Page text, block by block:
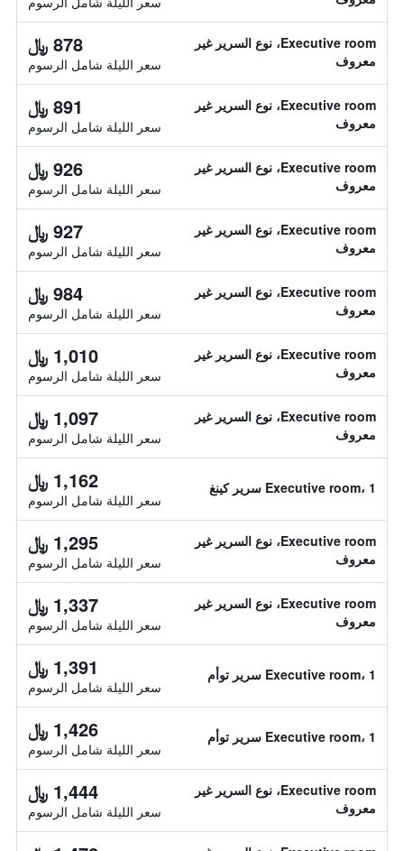
Executive room، نوع السرير غير
معروف
878 ﷼
سعر الليلة شامل الرسوم
Executive room، نوع السرير غير
معروف
891 ﷼
سعر الليلة شامل الرسوم
Executive room، نوع السرير غير
معروف
926 ﷼
سعر الليلة شامل الرسوم
Executive room، نوع السرير غير
معروف
927 ﷼
سعر الليلة شامل الرسوم
Executive room، نوع السرير غير
معروف
984 ﷼
سعر الليلة شامل الرسوم
Executive room، نوع السرير غير
معروف
1,010 ﷼
سعر الليلة شامل الرسوم
Executive room، نوع السرير غير
معروف
1,097 ﷼
سعر الليلة شامل الرسوم
Executive room، 1 سرير كينغ 1,162 ﷼
سعر الليلة شامل الرسوم
Executive room، نوع السرير غير
معروف
1,295 ﷼
سعر الليلة شامل الرسوم
Executive room، نوع السرير غير
معروف
1,337 ﷼
سعر الليلة شامل الرسوم
Executive room، 1 سرير توأم 1,391 ﷼
سعر الليلة شامل الرسوم
Executive room، 1 سرير توأم 1,426 ﷼
سعر الليلة شامل الرسوم
Executive room، نوع السرير غير
معروف
1,444 ﷼
سعر الليلة شامل الرسوم